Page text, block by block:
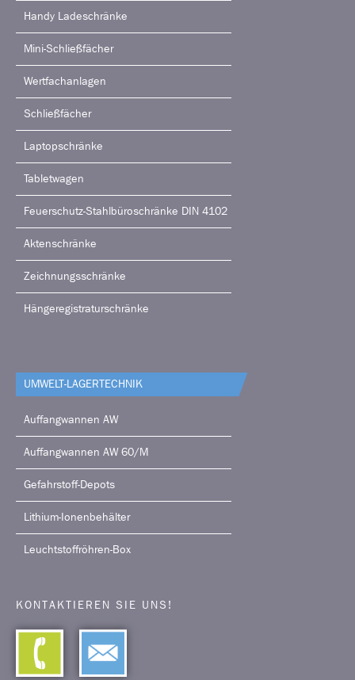
Handy Ladeschränke
Mini-Schließfächer
Wertfachanlagen
Schließfächer
Laptopschränke
Tabletwagen
Feuerschutz-Stahlbüroschränke DIN 4102
Aktenschränke
Zeichnungsschränke
Hängeregistraturschränke
UMWELT-LAGERTECHNIK
Auffangwannen AW
Auffangwannen AW 60/M
Gefahrstoff-Depots
Lithium-Ionenbehälter
Leuchtstoffröhren-Box
KONTAKTIEREN SIE UNS!